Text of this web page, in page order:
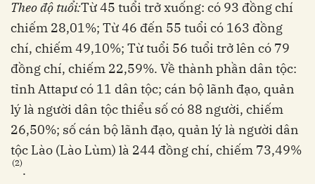
Theo độ tuổi:Từ 45 tuổi trở xuống: có 93 đồng chí
chiếm 28,01%; Từ 46 đến 55 tuổi có 163 đồng
chí, chiếm 49,10%; Từ tuổi 56 tuổi trở lên có 79
đồng chí, chiếm 22,59%. Về thành phần dân tộc:
tỉnh Attapư có 11 dân tộc; cán bộ lãnh đạo, quản
lý là người dân tộc thiểu số có 88 người, chiếm
26,50%; số cán bộ lãnh đạo, quản lý là người dân
tộc Lào (Lào Lùm) là 244 đồng chí, chiếm 73,49%
(2).